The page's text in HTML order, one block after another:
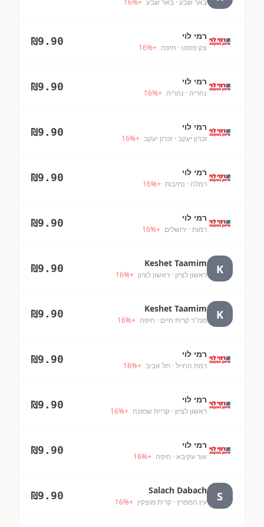
באר שבע · באר שבע +
16%
רמי לוי
צק פוסט · חיפה +
16%
₪9.90
רמי לוי
נהריה · נהריה +
16%
₪9.90
רמי לוי
זכרון יעקב · זכרון יעקב +
16%
₪9.90
רמי לוי
רמלה · נתיבות +
16%
₪9.90
רמי לוי
רמות · ירושלים +
16%
₪9.90
K
Keshet Taamim
ראשון לציון · ראשון לציון +
16%
₪9.90
K
Keshet Taamim
ממ"ר קרית חיים · חיפה +
16%
₪9.90
רמי לוי
רמת החייל · תל אביב +
16%
₪9.90
רמי לוי
ראשון לציון · קריית שמונה +
16%
₪9.90
רמי לוי
אור עקיבא · חיפה +
16%
₪9.90
S
Salach Dabach
עין המפרץ · קרית מוצקין +
16%
₪9.90